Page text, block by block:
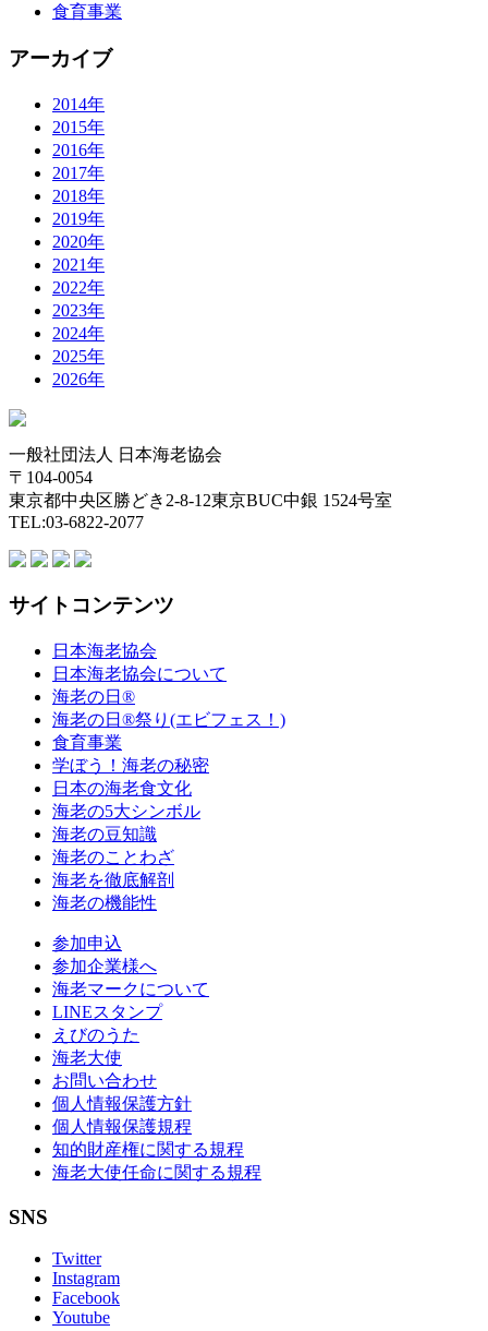
食育事業
アーカイブ
2014年
2015年
2016年
2017年
2018年
2019年
2020年
2021年
2022年
2023年
2024年
2025年
2026年
一般社団法人 日本海老協会
〒104-0054
東京都中央区勝どき2-8-12東京BUC中銀 1524号室
TEL:03-6822-2077
サイトコンテンツ
日本海老協会
日本海老協会について
海老の日®
海老の日®祭り(エビフェス！)
食育事業
学ぼう！海老の秘密
日本の海老食文化
海老の5大シンボル
海老の豆知識
海老のことわざ
海老を徹底解剖
海老の機能性
参加申込
参加企業様へ
海老マークについて
LINEスタンプ
えびのうた
海老大使
お問い合わせ
個人情報保護方針
個人情報保護規程
知的財産権に関する規程
海老大使任命に関する規程
SNS
Twitter
Instagram
Facebook
Youtube